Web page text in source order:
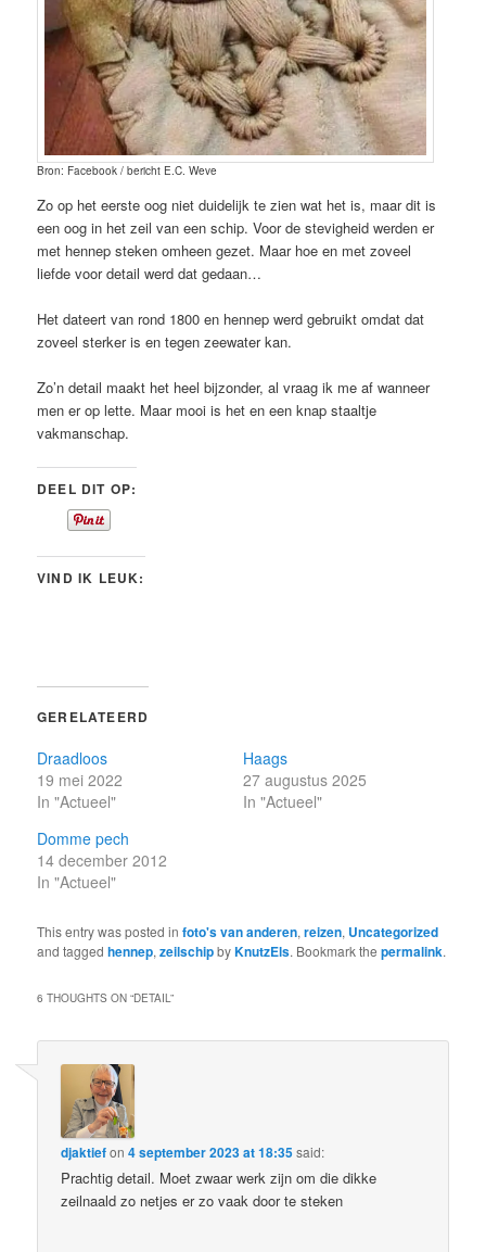
Bron: Facebook / bericht E.C. Weve
Zo op het eerste oog niet duidelijk te zien wat het is, maar dit is
een oog in het zeil van een schip. Voor de stevigheid werden er
met hennep steken omheen gezet. Maar hoe en met zoveel
liefde voor detail werd dat gedaan…
Het dateert van rond 1800 en hennep werd gebruikt omdat dat
zoveel sterker is en tegen zeewater kan.
Zo’n detail maakt het heel bijzonder, al vraag ik me af wanneer
men er op lette. Maar mooi is het en een knap staaltje
vakmanschap.
DEEL DIT OP:
VIND IK LEUK:
GERELATEERD
Draadloos
19 mei 2022
In "Actueel"
Haags
27 augustus 2025
In "Actueel"
Domme pech
14 december 2012
In "Actueel"
This entry was posted infoto's van anderen,reizen, Uncategorized
and taggedhennep,zeilschipbyKnutzEls. Bookmark thepermalink.
6 THOUGHTS ON “DETAIL”
djaktiefon4 september 2023 at 18:35said:
Prachtig detail. Moet zwaar werk zijn om die dikke
zeilnaald zo netjes er zo vaak door te steken